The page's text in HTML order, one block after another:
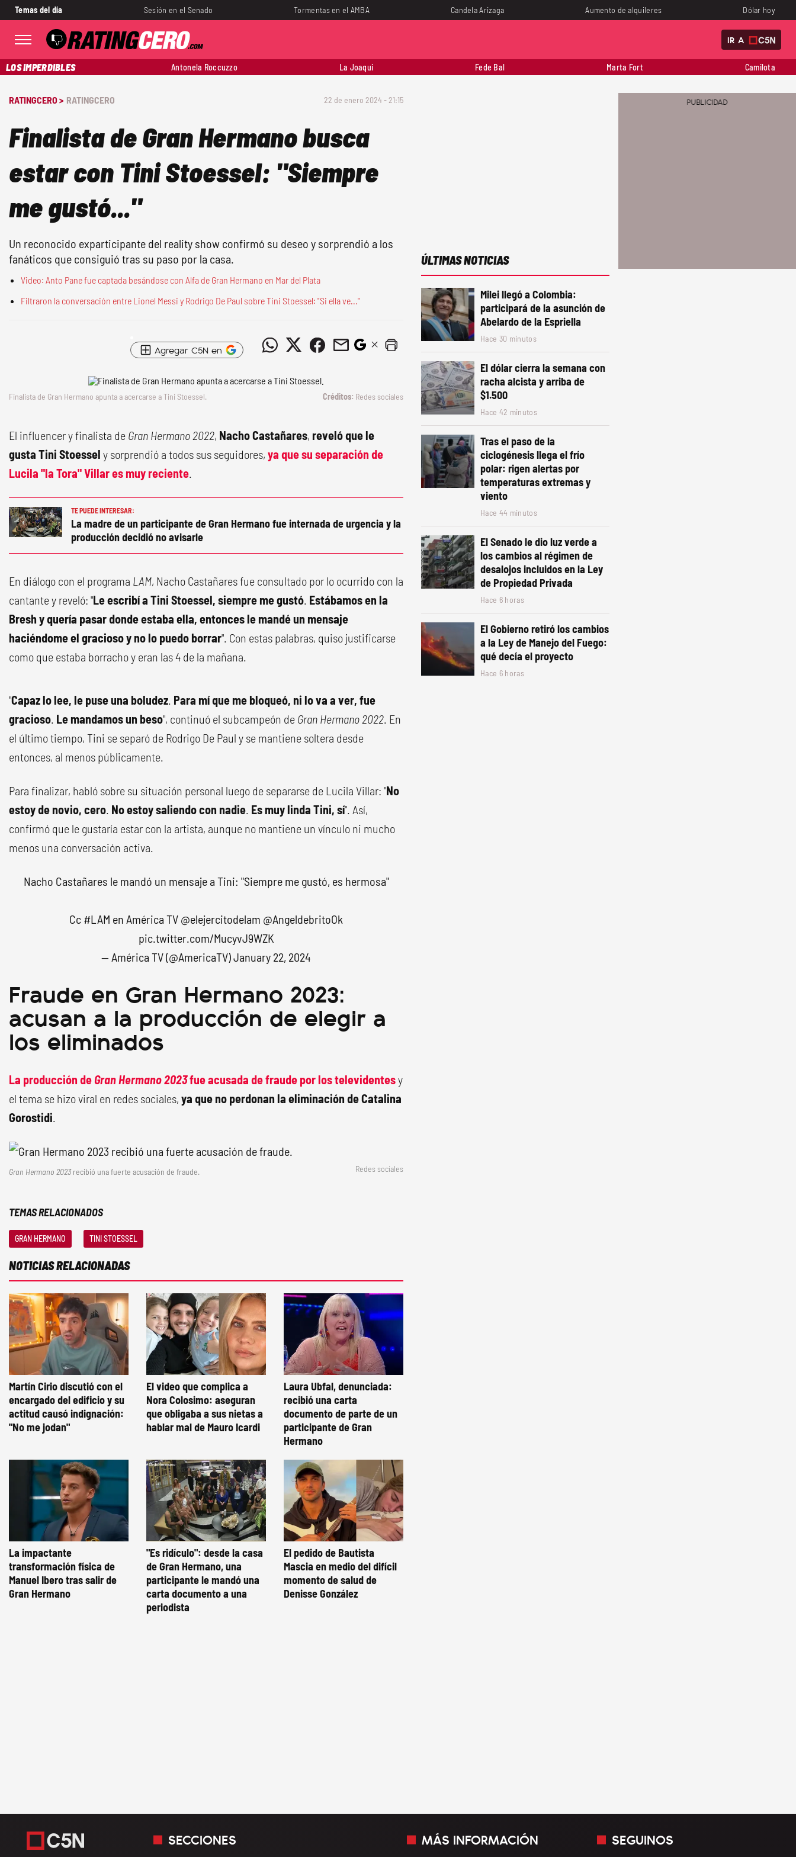
Temas del día Sesión en el Senado Tormentas en el AMBA Candela Arizaga Aumento de alquileres Dólar hoy
IR A
LOS IMPERDIBLES Antonela Roccuzzo La Joaqui Fede Bal Marta Fort Camilota
RATINGCERO > RATINGCERO 22 de enero 2024 - 21:15
Finalista de Gran Hermano busca
estar con Tini Stoessel: "Siempre
me gustó..."
Un reconocido exparticipante del reality show confirmó su deseo y sorprendió a los
fanáticos que consiguió tras su paso por la casa.
Video: Anto Pane fue captada besándose con Alfa de Gran Hermano en Mar del Plata
Filtraron la conversación entre Lionel Messi y Rodrigo De Paul sobre Tini Stoessel: "Si ella ve..."
Agregar C5N en
Finalista de Gran Hermano apunta a acercarse a Tini Stoessel. Redes sociales
El influencer y finalista de Gran Hermano 2022, Nacho Castañares, reveló que le
gusta Tini Stoessel y sorprendió a todos sus seguidores, ya que su separación de
Lucila "la Tora" Villar es muy reciente.
TE PUEDE INTERESAR:
La madre de un participante de Gran Hermano fue internada de urgencia y la
producción decidió no avisarle
En diálogo con el programa LAM, Nacho Castañares fue consultado por lo ocurrido con la
cantante y reveló: "Le escribí a Tini Stoessel, siempre me gustó. Estábamos en la
Bresh y quería pasar donde estaba ella, entonces le mandé un mensaje
haciéndome el gracioso y no lo puedo borrar". Con estas palabras, quiso justificarse
como que estaba borracho y eran las 4 de la mañana.
"Capaz lo lee, le puse una boludez. Para mí que me bloqueó, ni lo va a ver, fue
gracioso. Le mandamos un beso", continuó el subcampeón de Gran Hermano 2022. En
el último tiempo, Tini se separó de Rodrigo De Paul y se mantiene soltera desde
entonces, al menos públicamente.
Para finalizar, habló sobre su situación personal luego de separarse de Lucila Villar: "No
estoy de novio, cero. No estoy saliendo con nadie. Es muy linda Tini, sí". Así,
confirmó que le gustaría estar con la artista, aunque no mantiene un vínculo ni mucho
menos una conversación activa.
Nacho Castañares le mandó un mensaje a Tini: "Siempre me gustó, es hermosa"
Cc #LAM en América TV @elejercitodelam @AngeldebritoOk
pic.twitter.com/MucyvJ9WZK
— América TV (@AmericaTV)January 22, 2024
Fraude en Gran Hermano 2023:
acusan a la producción de elegir a
los eliminados
La producción de Gran Hermano 2023fue acusada de fraude por los televidentesy
el tema se hizo viral en redes sociales, ya que no perdonan la eliminación de Catalina
Gorostidi.
Gran Hermano 2023recibió una fuerte acusación de fraude. Redes sociales
TEMAS RELACIONADOS
GRAN HERMANO TINI STOESSEL
NOTICIAS RELACIONADAS
Martín Cirio discutió con el
encargado del edificio y su
actitud causó indignación:
"No me jodan"
El video que complica a
Nora Colosimo: aseguran
que obligaba a sus nietas a
hablar mal de Mauro Icardi
Laura Ubfal, denunciada:
recibió una carta
documento de parte de un
participante de Gran
Hermano
La impactante
transformación física de
Manuel Ibero tras salir de
Gran Hermano
"Es ridículo": desde la casa
de Gran Hermano, una
participante le mandó una
carta documento a una
periodista
El pedido de Bautista
Mascia en medio del difícil
momento de salud de
Denisse González
ÚLTIMAS NOTICIAS
Milei llegó a Colombia:
participará de la asunción de
Abelardo de la Espriella
Hace 30 minutos
El dólar cierra la semana con
racha alcista y arriba de
$1.500
Hace 42 minutos
Tras el paso de la
ciclogénesis llega el frío
polar: rigen alertas por
temperaturas extremas y
viento
Hace 44 minutos
El Senado le dio luz verde a
los cambios al régimen de
desalojos incluidos en la Ley
de Propiedad Privada
Hace 6 horas
El Gobierno retiró los cambios
a la Ley de Manejo del Fuego:
qué decía el proyecto
Hace 6 horas
SECCIONES MÁS INFORMACIÓN SEGUINOS